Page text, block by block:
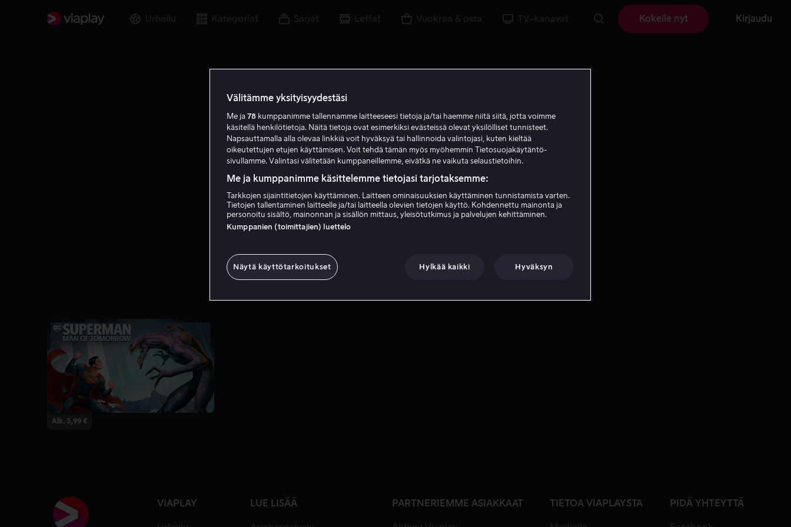
Urheilu Kategoriat Sarjat Leffat Vuokraa & osta TV-kanavat Kokeile nyt Kirjaudu
Cissy Jones
Alk. 3,99 €
VIAPLAY LUE LISÄÄ PARTNERIEMME ASIAKKAAT TIETOA VIAPLAYSTA PIDÄ YHTEYTTÄ
Välitämme yksityisyydestäsi
Me ja 78 kumppanimme tallennamme laitteeseesi tietoja ja/tai haemme niitä siitä, jotta voimme
käsitellä henkilötietoja. Näitä tietoja ovat esimerkiksi evästeissä olevat yksilölliset tunnisteet.
Napsauttamalla alla olevaa linkkiä voit hyväksyä tai hallinnoida valintojasi, kuten kieltää
oikeutettujen etujen käyttämisen. Voit tehdä tämän myös myöhemmin Tietosuojakäytäntö-
sivullamme. Valintasi välitetään kumppaneillemme, eivätkä ne vaikuta selaustietoihin.
Me ja kumppanimme käsittelemme tietojasi tarjotaksemme:
Tarkkojen sijaintitietojen käyttäminen. Laitteen ominaisuuksien käyttäminen tunnistamista varten.
Tietojen tallentaminen laitteelle ja/tai laitteella olevien tietojen käyttö. Kohdennettu mainonta ja
personoitu sisältö, mainonnan ja sisällön mittaus, yleisötutkimus ja palvelujen kehittäminen.
Kumppanien (toimittajien) luettelo
Näytä käyttötarkoitukset Hylkää kaikki Hyväksyn